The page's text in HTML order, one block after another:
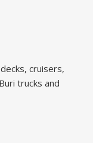
cruisers,
trucks and